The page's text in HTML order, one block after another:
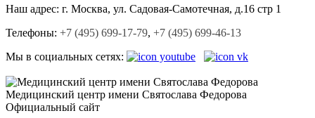
Наш адрес: г. Москва, ул. Садовая-Cамотечная, д.16 стр 1
Телефоны: +7 (495) 699-17-79, +7 (495) 699-46-13
Мы в социальных сетях:
Медицинский центр имени Святослава Федорова
Официальный сайт